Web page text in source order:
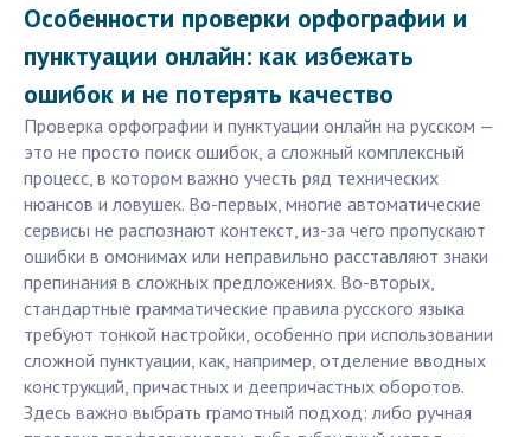
Особенности проверки орфографии и
пунктуации онлайн: как избежать
ошибок и не потерять качество
Проверка орфографии и пунктуации онлайн на русском —
это не просто поиск ошибок, а сложный комплексный
процесс, в котором важно учесть ряд технических
нюансов и ловушек. Во-первых, многие автоматические
сервисы не распознают контекст, из-за чего пропускают
ошибки в омонимах или неправильно расставляют знаки
препинания в сложных предложениях. Во-вторых,
стандартные грамматические правила русского языка
требуют тонкой настройки, особенно при использовании
сложной пунктуации, как, например, отделение вводных
конструкций, причастных и деепричастных оборотов.
Здесь важно выбрать грамотный подход: либо ручная